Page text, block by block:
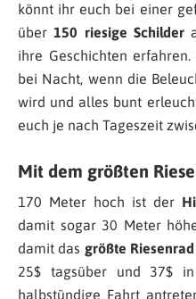
könnt ihr euch bei einer
über 150 riesige Schilder
ihre Geschichten
bei Nacht, wenn die
wird und alles bunt
euch je nach Tageszeit
Mit dem größten
170 Meter hoch ist der
damit sogar 30 Meter
damit das größte
25$ tagsüber und 37$
halbstündige Fahrt